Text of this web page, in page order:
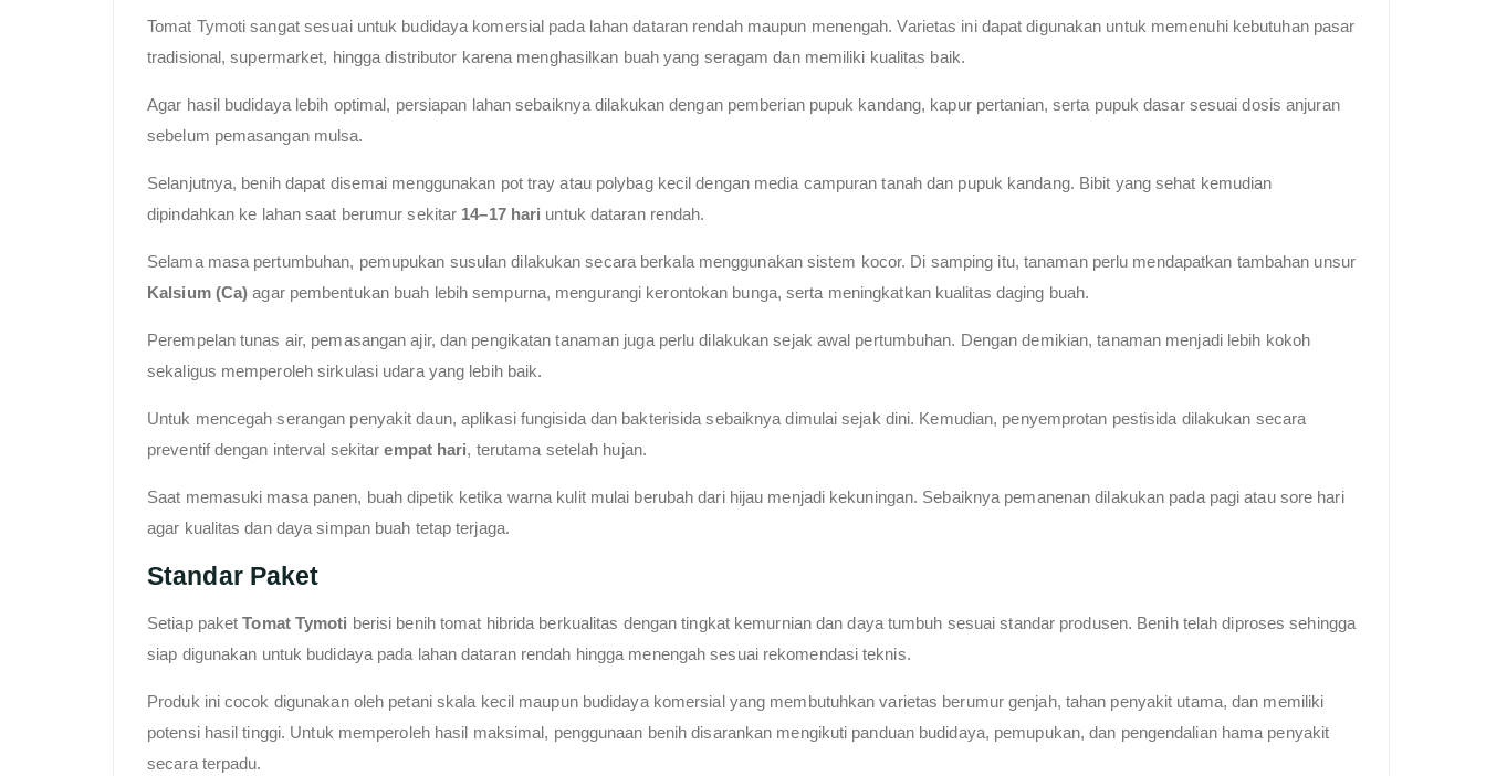
Tomat Tymoti sangat sesuai untuk budidaya komersial pada lahan dataran rendah maupun menengah. Varietas ini dapat digunakan untuk memenuhi kebutuhan pasar
tradisional, supermarket, hingga distributor karena menghasilkan buah yang seragam dan memiliki kualitas baik.
Agar hasil budidaya lebih optimal, persiapan lahan sebaiknya dilakukan dengan pemberian pupuk kandang, kapur pertanian, serta pupuk dasar sesuai dosis anjuran
sebelum pemasangan mulsa.
Selanjutnya, benih dapat disemai menggunakan pot tray atau polybag kecil dengan media campuran tanah dan pupuk kandang. Bibit yang sehat kemudian
dipindahkan ke lahan saat berumur sekitar 14–17 hari untuk dataran rendah.
Selama masa pertumbuhan, pemupukan susulan dilakukan secara berkala menggunakan sistem kocor. Di samping itu, tanaman perlu mendapatkan tambahan unsur
Kalsium (Ca) agar pembentukan buah lebih sempurna, mengurangi kerontokan bunga, serta meningkatkan kualitas daging buah.
Perempelan tunas air, pemasangan ajir, dan pengikatan tanaman juga perlu dilakukan sejak awal pertumbuhan. Dengan demikian, tanaman menjadi lebih kokoh
sekaligus memperoleh sirkulasi udara yang lebih baik.
Untuk mencegah serangan penyakit daun, aplikasi fungisida dan bakterisida sebaiknya dimulai sejak dini. Kemudian, penyemprotan pestisida dilakukan secara
preventif dengan interval sekitarempat hari, terutama setelah hujan.
Saat memasuki masa panen, buah dipetik ketika warna kulit mulai berubah dari hijau menjadi kekuningan. Sebaiknya pemanenan dilakukan pada pagi atau sore hari
agar kualitas dan daya simpan buah tetap terjaga.
Standar Paket
Setiap paketTomat Tymoti berisi benih tomat hibrida berkualitas dengan tingkat kemurnian dan daya tumbuh sesuai standar produsen. Benih telah diproses sehingga
siap digunakan untuk budidaya pada lahan dataran rendah hingga menengah sesuai rekomendasi teknis.
Produk ini cocok digunakan oleh petani skala kecil maupun budidaya komersial yang membutuhkan varietas berumur genjah, tahan penyakit utama, dan memiliki
potensi hasil tinggi. Untuk memperoleh hasil maksimal, penggunaan benih disarankan mengikuti panduan budidaya, pemupukan, dan pengendalian hama penyakit
secara terpadu.